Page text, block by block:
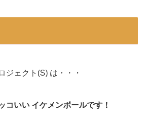
ジェクト(S) は・・・
コいい イケメンボールです！